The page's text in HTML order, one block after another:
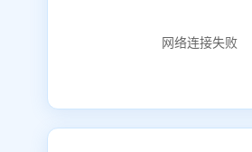
网络连接失败